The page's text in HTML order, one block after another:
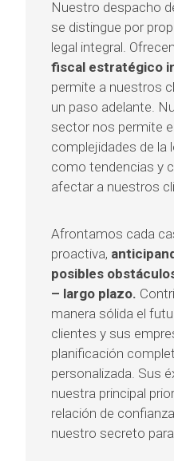
Nuestro despacho
se distingue por
legal integral.
fiscal estratégico
permite a nuestros
un paso adelante.
sector nos permite
complejidades de la
como tendencias y
afectar a nuestros
Afrontamos cada
proactiva,
posibles
– largo plazo.
manera sólida el
clientes y sus
planificación
personalizada. Sus
nuestra principal
relación de
nuestro secreto